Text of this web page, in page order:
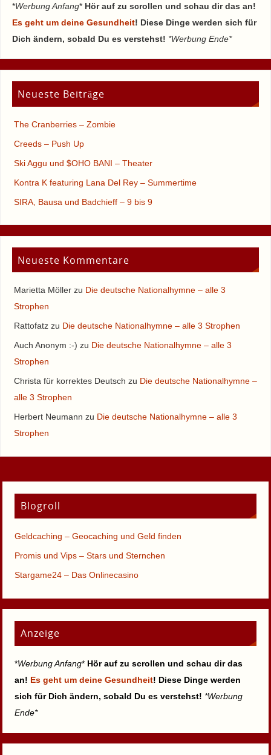
*Werbung Anfang* Hör auf zu scrollen und schau dir das an!
Es geht um deine Gesundheit! Diese Dinge werden sich für
Dich ändern, sobald Du es verstehst! *Werbung Ende*
Neueste Beiträge
The Cranberries – Zombie
Creeds – Push Up
Ski Aggu und $OHO BANI – Theater
Kontra K featuring Lana Del Rey – Summertime
SIRA, Bausa und Badchieff – 9 bis 9
Neueste Kommentare
Marietta Möllerzu Die deutsche Nationalhymne – alle 3
Strophen
Rattofatzzu Die deutsche Nationalhymne – alle 3 Strophen
Auch Anonym :-) zu Die deutsche Nationalhymne – alle 3
Strophen
Christa für korrektes Deutsch zu Die deutsche Nationalhymne –
alle 3 Strophen
Herbert Neumann zu Die deutsche Nationalhymne – alle 3
Strophen
Blogroll
Geldcaching – Geocaching und Geld finden
Promis und Vips – Stars und Sternchen
Stargame24 – Das Onlinecasino
Anzeige
*Werbung Anfang* Hör auf zu scrollen und schau dir das
an! Es geht um deine Gesundheit! Diese Dinge werden
sich für Dich ändern, sobald Du es verstehst! *Werbung
Ende*